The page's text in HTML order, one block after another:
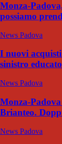
Monza-
possiamo
News Padova
I nuovi
sinistro
News Padova
Monza-
Brianteo.
News Padova